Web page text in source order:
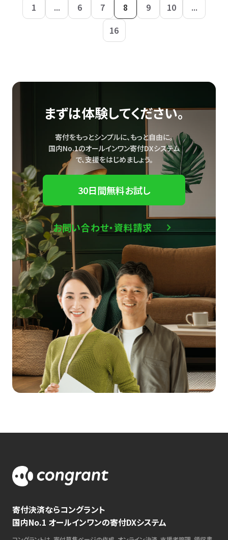
1 ... 6 7 8 9 10
...
16
まずは体験してください。
寄付をもっとシンプルに、もっと自由に。
国内No.1のオールインワン寄付DXシステム
で、支援をはじめましょう。
30日間無料お試し
お問い合わせ・資料請求
寄付決済ならコングラント
国内No.1 オールインワンの寄付DXシステム